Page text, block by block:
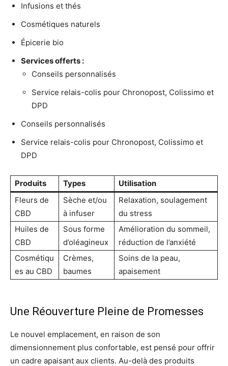
Infusions et thés
Cosmétiques naturels
Épicerie bio
Services offerts :
Conseils personnalisés
Service relais-colis pour Chronopost, Colissimo et
DPD
Conseils personnalisés
Service relais-colis pour Chronopost, Colissimo et
DPD
Produits Types
Utilisation
Fleurs de
CBD
Sèche et/ou
à infuser
Relaxation, soulagement
du stress
Huiles de
CBD
Sous forme
d’oléagineux
Amélioration du sommeil,
réduction de l’anxiété
Cosmétiqu
es au CBD
Crèmes,
baumes
Soins de la peau,
apaisement
Une Réouverture Pleine de Promesses
Le nouvel emplacement, en raison de son
dimensionnement plus confortable, est pensé pour offrir
un cadre apaisant aux clients. Au-delà des produits